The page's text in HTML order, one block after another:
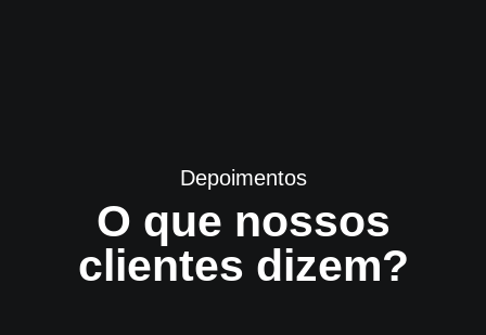
Depoimentos
O que nossos
clientes dizem?